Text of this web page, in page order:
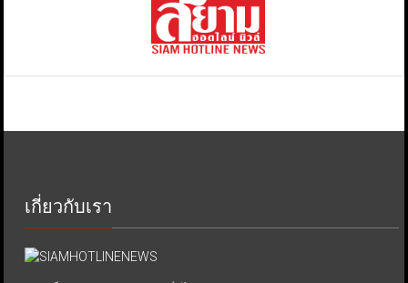
เกี่ยวกับเรา